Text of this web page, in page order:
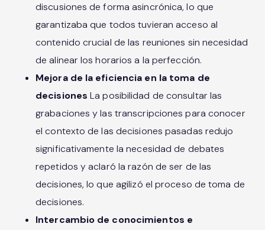
discusiones de forma asincrónica, lo que
garantizaba que todos tuvieran acceso al
contenido crucial de las reuniones sin necesidad
de alinear los horarios a la perfección.
Mejora de la eficiencia en la toma de
decisiones La posibilidad de consultar las
grabaciones y las transcripciones para conocer
el contexto de las decisiones pasadas redujo
significativamente la necesidad de debates
repetidos y aclaró la razón de ser de las
decisiones, lo que agilizó el proceso de toma de
decisiones.
Intercambio de conocimientos e